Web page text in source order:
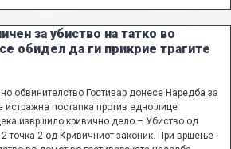
за убиство на татко во
обидел да ги прикрие трагите
обвинителство Гостивар донесе Наредба за
истражна постапка против едно лице
извршило кривично дело – Убиство од
точка 2 од Кривичниот законик. При вршење